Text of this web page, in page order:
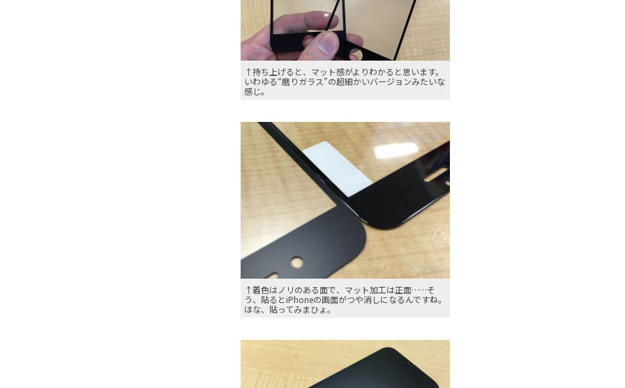
↑持ち上げると、マット感がよりわかると思います。
いわゆる“磨りガラス”の超細かいバージョンみたいな
感じ。
↑着色はノリのある面で、マット加工は正面……そ
う、貼るとiPhoneの画面がつや消しになるんですね。
ほな、貼ってみまひょ。